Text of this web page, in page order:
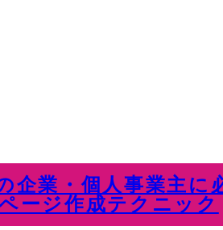
企業・個人事業主に
ージ作成テクニック